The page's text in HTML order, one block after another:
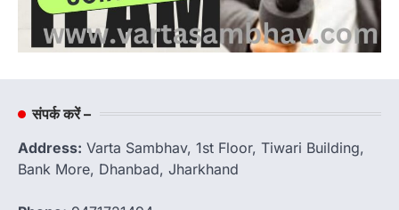
संपर्क करें –
Address: Varta Sambhav, 1st Floor, Tiwari Building,
Bank More, Dhanbad, Jharkhand